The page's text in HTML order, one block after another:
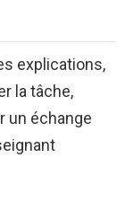
explications,
la tâche,
un échange